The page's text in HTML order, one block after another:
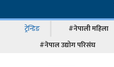
ट्रेन्डिङ #नेपाली महिला
#नेपाल उद्योग परिसंघ